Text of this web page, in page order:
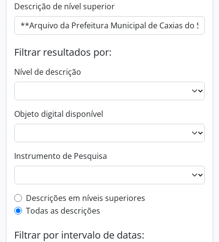
Descrição de nível superior
Filtrar resultados por:
Nível de descrição
Objeto digital disponível
Instrumento de Pesquisa
Filtro de descrição de nível superior
Descrições em níveis superiores
Todas as descrições
Filtrar por intervalo de datas: